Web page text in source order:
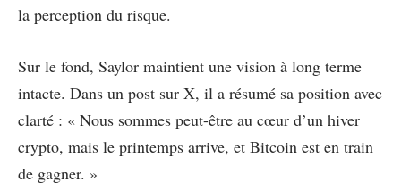
la perception du risque.
Sur le fond, Saylor maintient une vision à long terme
intacte. Dans un post sur X, il a résumé sa position avec
clarté : « Nous sommes peut-être au cœur d’un hiver
crypto, mais le printemps arrive, et Bitcoin est en train
de gagner. »